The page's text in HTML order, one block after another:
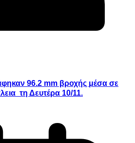
96.2 mm βροχής μέσα σε
τη Δευτέρα 10/11.